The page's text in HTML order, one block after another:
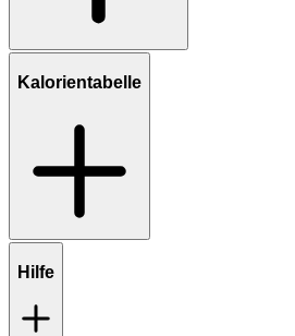
Kalorientabelle
Hilfe